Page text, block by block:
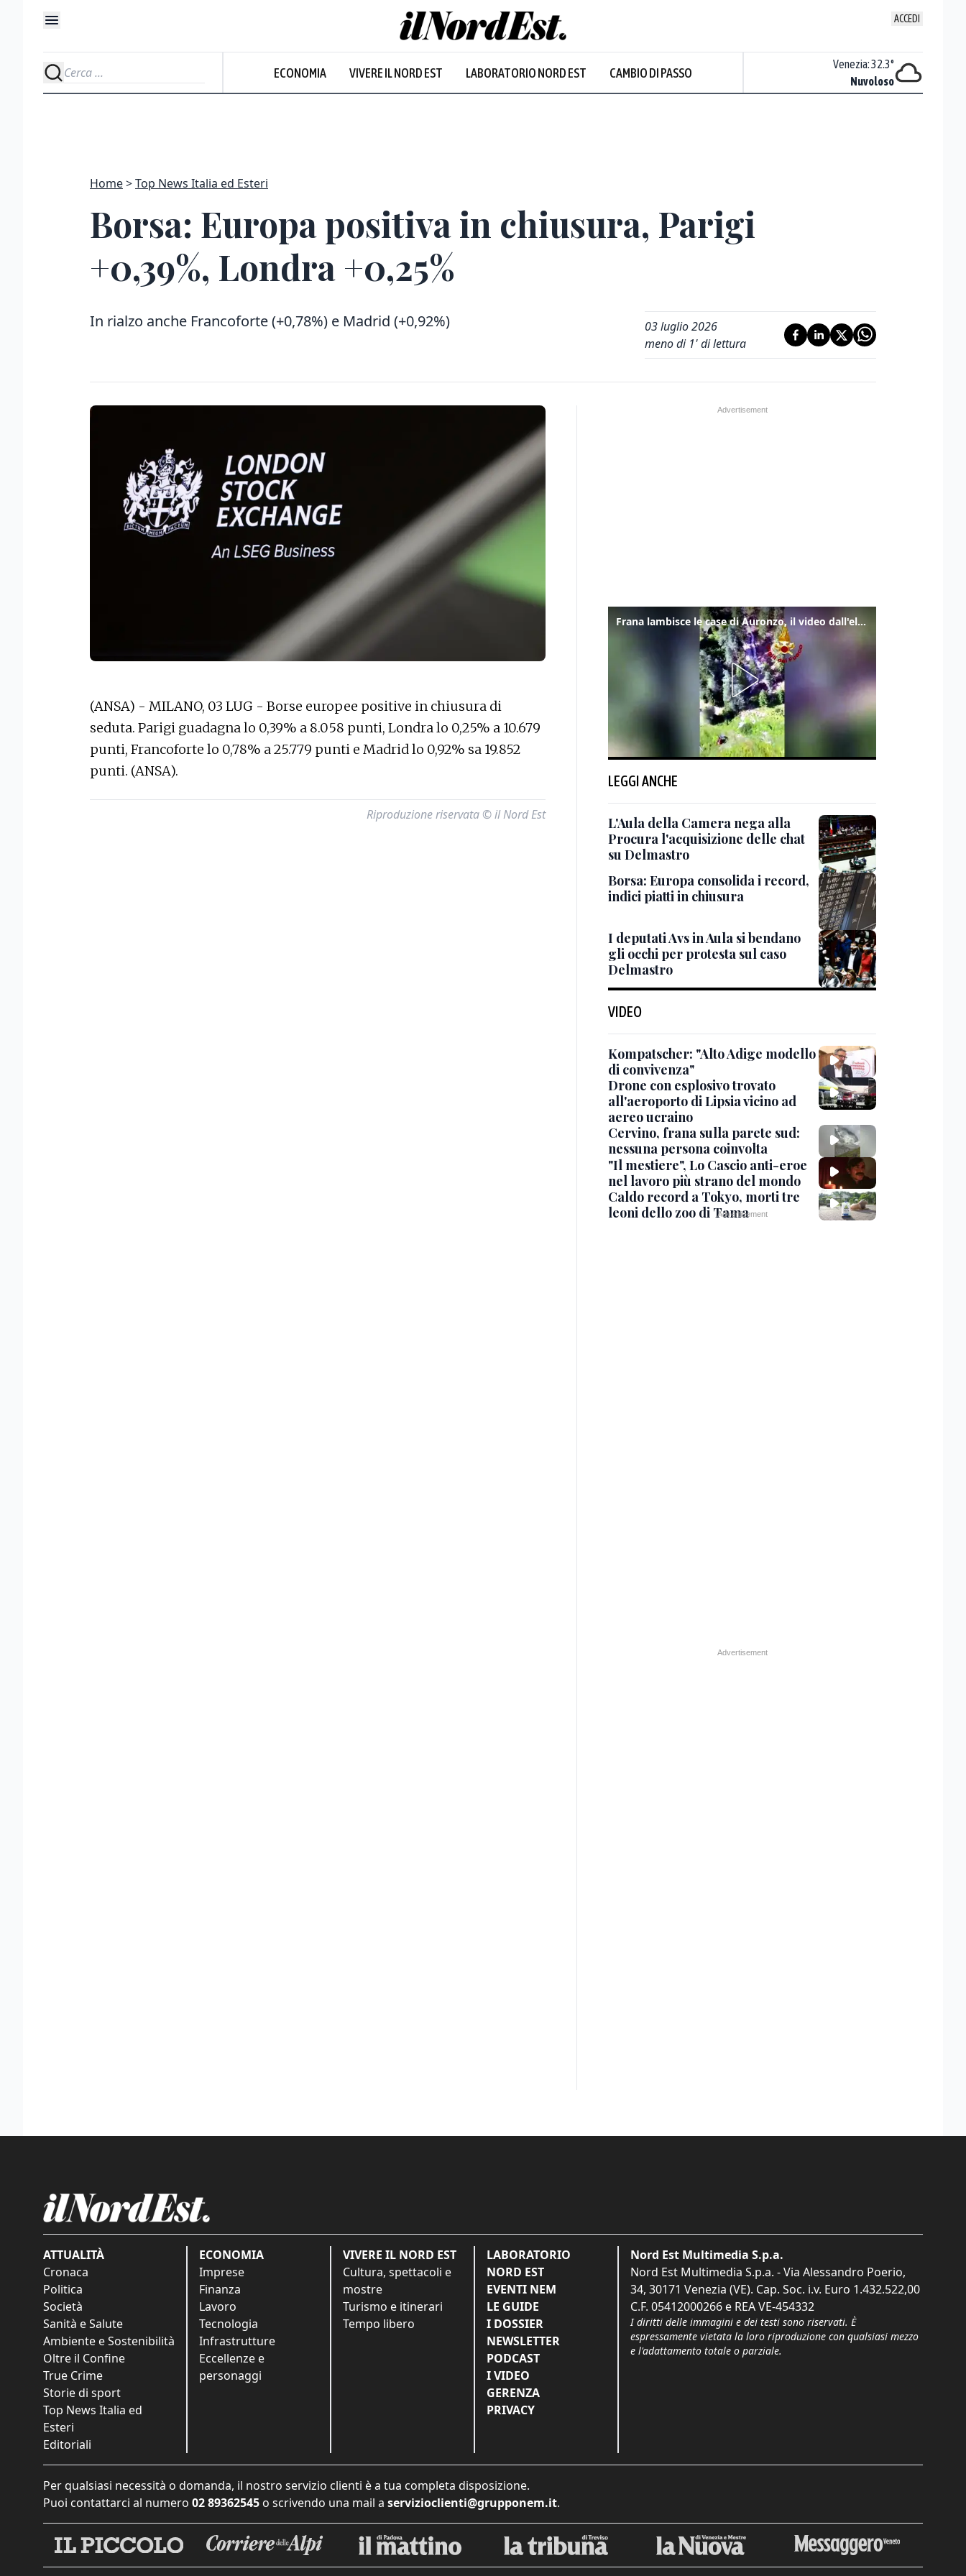
ACCEDI
ECONOMIA VIVERE IL NORD EST LABORATORIO NORD EST CAMBIO DI PASSO
Prevalentemente soleggiato
Venezia:32.3°
Nuvoloso
Home Top News Italia ed Esteri
Borsa: Europa positiva in chiusura, Parigi
+0,39%, Londra +0,25%
In rialzo anche Francoforte (+0,78%) e Madrid (+0,92%)
03 luglio 2026
meno di 1' di lettura
(ANSA) - MILANO, 03 LUG - Borse europee positive in chiusura di
seduta. Parigi guadagna lo 0,39% a 8.058 punti, Londra lo 0,25% a 10.679
punti, Francoforte lo 0,78% a 25.779 punti e Madrid lo 0,92% sa 19.852
punti. (ANSA).
Riproduzione riservata © il Nord Est
Frana lambisce le case di Auronzo, il video dall'elicottero dei vigili del fuoco
LEGGI ANCHE
L'Aula della Camera nega alla
Procura l'acquisizione delle chat
su Delmastro
Borsa: Europa consolida i record,
indici piatti in chiusura
I deputati Avs in Aula si bendano
gli occhi per protesta sul caso
Delmastro
VIDEO
Kompatscher: "Alto Adige modello
di convivenza"
Drone con esplosivo trovato
all'aeroporto di Lipsia vicino ad
aereo ucraino
Cervino, frana sulla parete sud:
nessuna persona coinvolta
"Il mestiere", Lo Cascio anti-eroe
nel lavoro più strano del mondo
Caldo record a Tokyo, morti tre
leoni dello zoo di Tama
ATTUALITÀ
Cronaca
Politica
Società
Sanità e Salute
Ambiente e Sostenibilità
Oltre il Confine
True Crime
Storie di sport
Top News Italia ed
Esteri
Editoriali
ECONOMIA
Imprese
Finanza
Lavoro
Tecnologia
Infrastrutture
Eccellenze e
personaggi
VIVERE IL NORD EST
Cultura, spettacoli e
mostre
Turismo e itinerari
Tempo libero
LABORATORIO
NORD EST
EVENTI NEM
LE GUIDE
I DOSSIER
NEWSLETTER
PODCAST
I VIDEO
GERENZA
PRIVACY
Nord Est Multimedia S.p.a.
Nord Est Multimedia S.p.a. - Via Alessandro Poerio,
34, 30171 Venezia (VE). Cap. Soc. i.v. Euro 1.432.522,00
C.F. 05412000266 e REA VE-454332
I diritti delle immagini e dei testi sono riservati. È
espressamente vietata la loro riproduzione con qualsiasi mezzo
e l'adattamento totale o parziale.
Per qualsiasi necessità o domanda, il nostro servizio clienti è a tua completa disposizione.
Puoi contattarci al numero 02 89362545 o scrivendo una mail a servizioclienti@grupponem.it.